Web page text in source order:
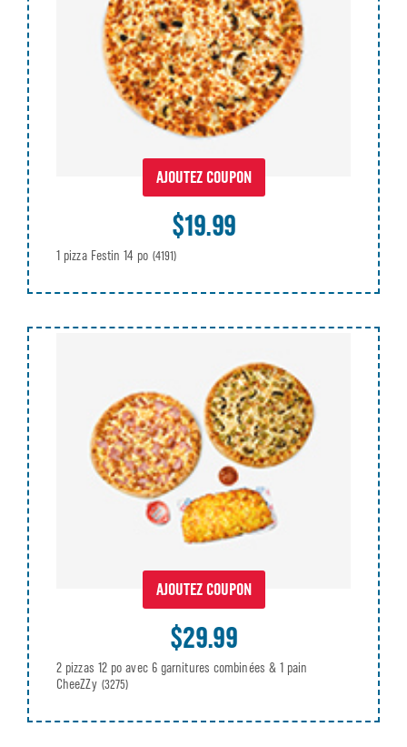
AJOUTEZ COUPON
$19.99
1 pizza Festin 14 po (4191)
AJOUTEZ COUPON
$29.99
2 pizzas 12 po avec 6 garnitures combinées & 1 pain
CheeZZy (3275)